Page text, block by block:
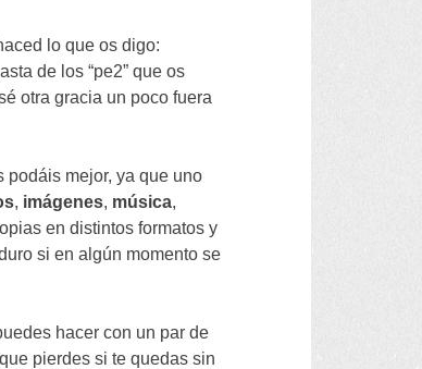
lo que os digo:
de los “pe2”que os
otra gracia un poco fuera
podáis mejor,ya que uno
, imágenes, música,
en distintos formatos y
si en algún momento se
hacer con un par de
pierdes si te quedas sin